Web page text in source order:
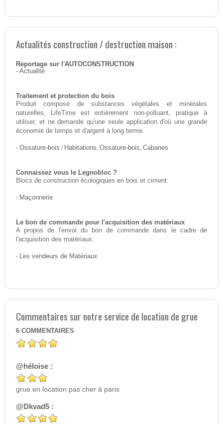
Actualités construction / destruction maison :
Reportage sur l'AUTOCONSTRUCTION
- Actualité
Traitement et protection du bois
Produit composé de substances végétales et minérales
naturelles, LifeTime est entièrement non-polluant, pratique à
utiliser, et ne demande qu'une seule application d'où une grande
économie de temps et d'argent à long terme.
- Ossature-bois / Habitations, Ossature-bois, Cabanes
Connaissez vous le Legnobloc ?
Blocs de construction écologiques en bois et ciment.
- Maçonnerie
Le bon de commande pour l'acquisition des matériaux
A propos de l'envoi du bon de commande dans le cadre de
l'acquisition des matériaux.
- Les vendeurs de Matériaux
Commentaires sur notre service de location de grue
6 COMMENTAIRES
@héloise :
grue en location pas cher à paris
@Dkvad5 :